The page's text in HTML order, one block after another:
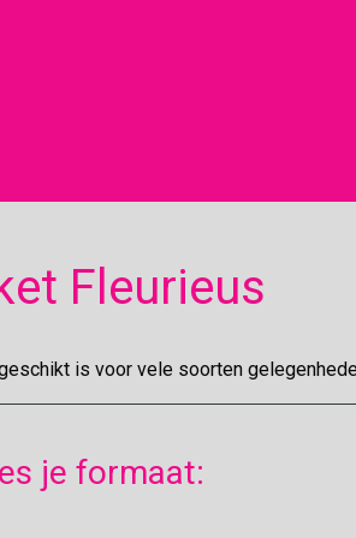
Fleurieus
is voor vele soorten
je formaat: